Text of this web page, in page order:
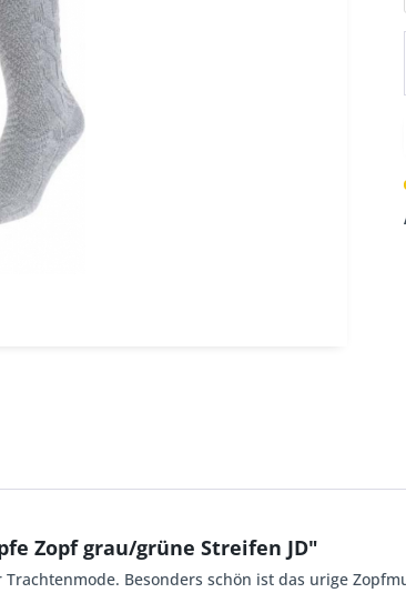
Zopf grau/grüne Streifen JD"
Besonders schön ist das urige